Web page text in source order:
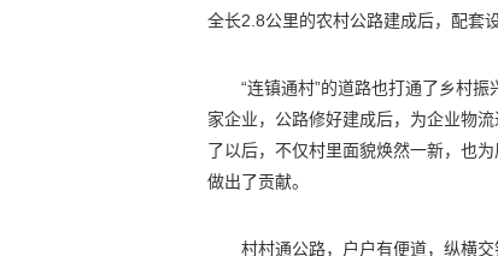
全长2.8公里的农村公路建成后，配套
“连镇通村”的道路也打通了乡村
家企业，公路修好建成后，为企业物
了以后，不仅村里面貌焕然一新，也
做出了贡献。
村村通公路，户户有便道，纵横